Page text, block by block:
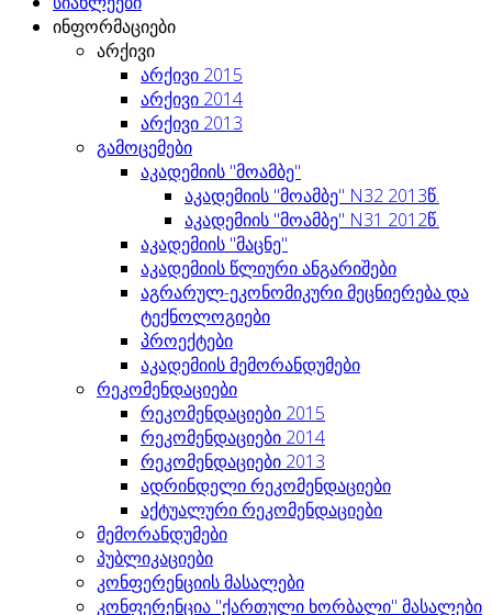
ინფორმაციები
არქივი
არქივი 2015
არქივი 2014
არქივი 2013
გამოცემები
აკადემიის "მოამბე"
აკადემიის "მოამბე" N32 2013წ.
აკადემიის "მოამბე" N31 2012წ.
აკადემიის "მაცნე"
აკადემიის წლიური ანგარიშები
აგრარულ-ეკონომიკური მეცნიერება და
ტექნოლოგიები
პროექტები
აკადემიის მემორანდუმები
რეკომენდაციები
რეკომენდაციები 2015
რეკომენდაციები 2014
რეკომენდაციები 2013
ადრინდელი რეკომენდაციები
აქტუალური რეკომენდაციები
მემორანდუმები
პუბლიკაციები
კონფერენციის მასალები
კონფერენცია "ქართული ხორბალი" მასალები